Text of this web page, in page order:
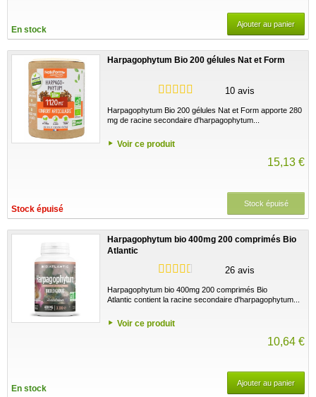
En stock
Ajouter au panier
Harpagophytum Bio 200 gélules Nat et Form
10 avis
Harpagophytum Bio 200 gélules Nat et Form apporte 280
mg de racine secondaire d'harpagophytum...
Voir ce produit
15,13 €
Stock épuisé
Stock épuisé
Harpagophytum bio 400mg 200 comprimés Bio
Atlantic
26 avis
Harpagophytum bio 400mg 200 comprimés Bio
Atlantic contient la racine secondaire d'harpagophytum...
Voir ce produit
10,64 €
En stock
Ajouter au panier